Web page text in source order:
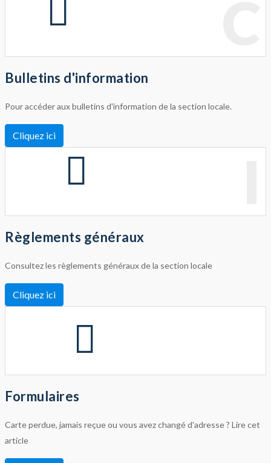
Bulletins d'information
Pour accéder aux bulletins d'information de la section locale.
Cliquez ici
Règlements généraux
Consultez les règlements généraux de la section locale
Cliquez ici
Formulaires
Carte perdue, jamais reçue ou vous avez changé d'adresse ? Lire cet
article